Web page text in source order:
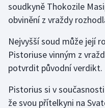
Jezdectví
Judo
Krasobruslení
Lezení
soudkyně Thokozile
obvinění z vraždy
Nejvyšší soud může její
Pistoriuse vinným z
potvrdit původní verdikt.
Pistorius si v
že svou přítelkyni na